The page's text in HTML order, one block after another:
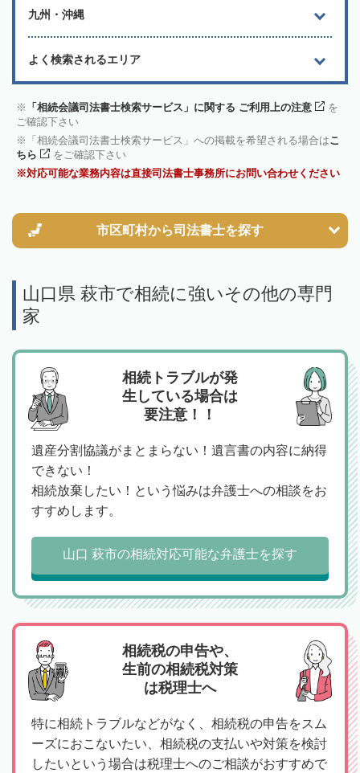
九州・沖縄
よく検索されるエリア
「相続会議司法書士検索サービス」に関する ご利用上の注意
を
ご確認下さい
「相続会議司法書士検索サービス」への掲載を希望される場合はこ
ちら
をご確認下さい
対応可能な業務内容は直接司法書士事務所にお問い合わせください
市区町村から司法書士を探す
山口県 萩市で相続に強いその他の専門
家
相続トラブルが発
生している場合は
要注意！！
遺産分割協議がまとまらない！遺言書の内容に納得
できない！
相続放棄したい！という悩みは弁護士への相談をお
すすめします。
山口 萩市の相続対応可能な弁護士を探す
相続税の申告や、
生前の相続税対策
は税理士へ
特に相続トラブルなどがなく、相続税の申告をスム
ーズにおこないたい、相続税の支払いや対策を検討
したいという場合は税理士へのご相談がおすすめで